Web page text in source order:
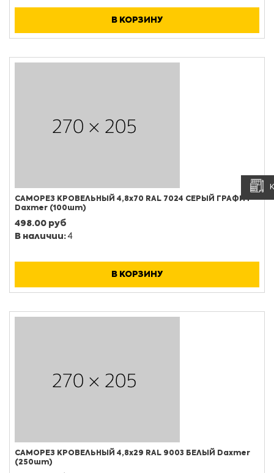
В КОРЗИНУ
САМОРЕЗ КРОВЕЛЬНЫЙ 4,8х70 RAL 7024 СЕРЫЙ ГРАФИТ
Daxmer (100шт)
498.00 руб
В наличии:4
В КОРЗИНУ
САМОРЕЗ КРОВЕЛЬНЫЙ 4,8х29 RAL 9003 БЕЛЫЙ Daxmer
(250шт)